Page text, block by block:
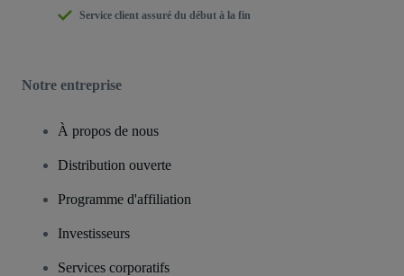
Service client assuré du début à la fin
Notre entreprise
À propos de nous
Distribution ouverte
Programme d'affiliation
Investisseurs
Services corporatifs